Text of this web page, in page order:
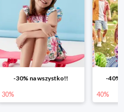
-30% na wszystko!!
30%
-40%
40%